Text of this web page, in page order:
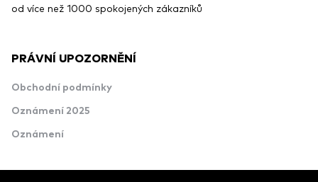
od více než 1000 spokojených zákazníků
PRÁVNÍ UPOZORNĚNÍ
Obchodní podmínky
Oznámení 2025
Oznámení